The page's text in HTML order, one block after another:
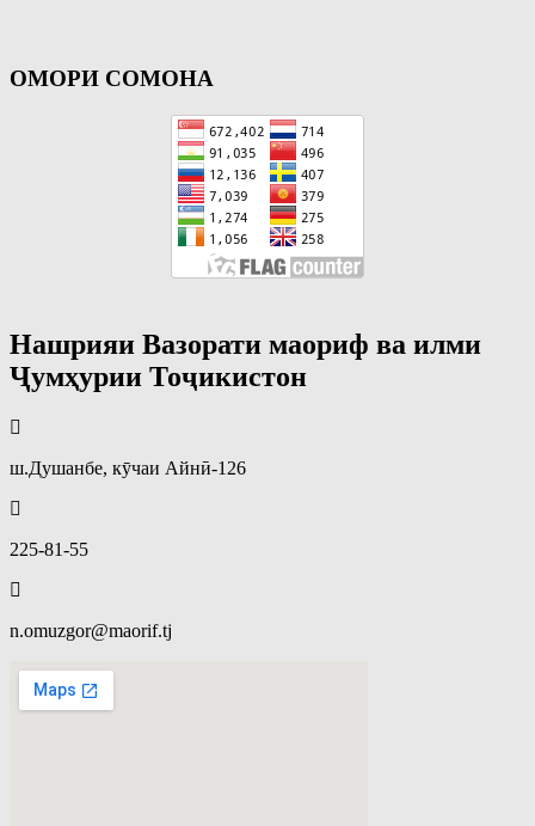
ОМОРИ СОМОНА
Нашрияи Вазорати маориф ва илми
Ҷумҳурии Тоҷикистон
ш.Душанбе, кӯчаи Айнӣ-126
225-81-55
n.omuzgor@maorif.tj